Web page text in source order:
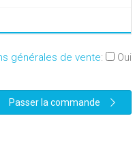
générales de vente: Oui
Passer la commande